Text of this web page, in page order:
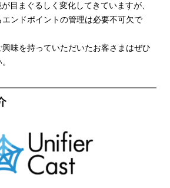
目まぐるしく変化してきていますが、
ンドポイントの管理は必要不可欠で
味を持っていただいたお客さまはぜひ